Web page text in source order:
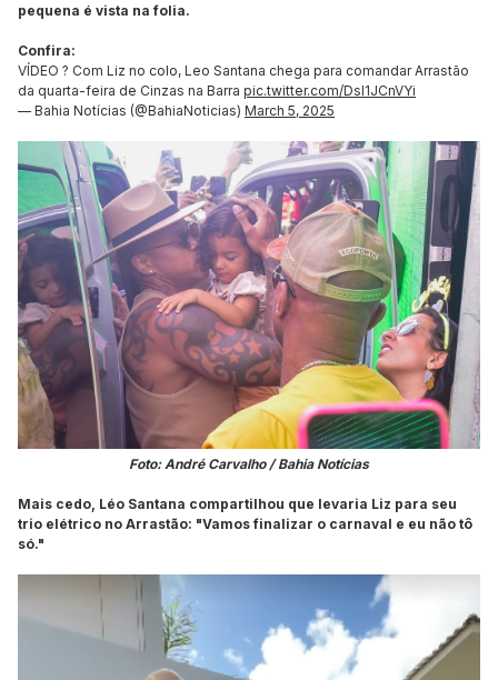
pequena é vista na folia.
Confira:
VÍDEO ? Com Liz no colo, Leo Santana chega para comandar Arrastão
da quarta-feira de Cinzas na Barra pic.twitter.com/DsI1JCnVYi
— Bahia Notícias (@BahiaNoticias) March 5, 2025
Foto: André Carvalho / Bahia Notícias
Mais cedo, Léo Santana compartilhou que levaria Liz para seu
trio elétrico no Arrastão: "Vamos finalizar o carnaval e eu não tô
só."